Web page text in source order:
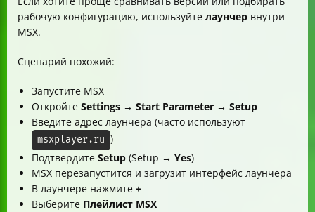
рабочую конфигурацию, используйте лаунчер внутри
MSX.
Сценарий похожий:
Запустите MSX
Откройте Settings → Start Parameter → Setup
Введите адрес лаунчера (часто используют
msxplayer.ru )
Подтвердите Setup (Setup → Yes)
MSX перезапустится и загрузит интерфейс лаунчера
В лаунчере нажмите +
Выберите Плейлист MSX